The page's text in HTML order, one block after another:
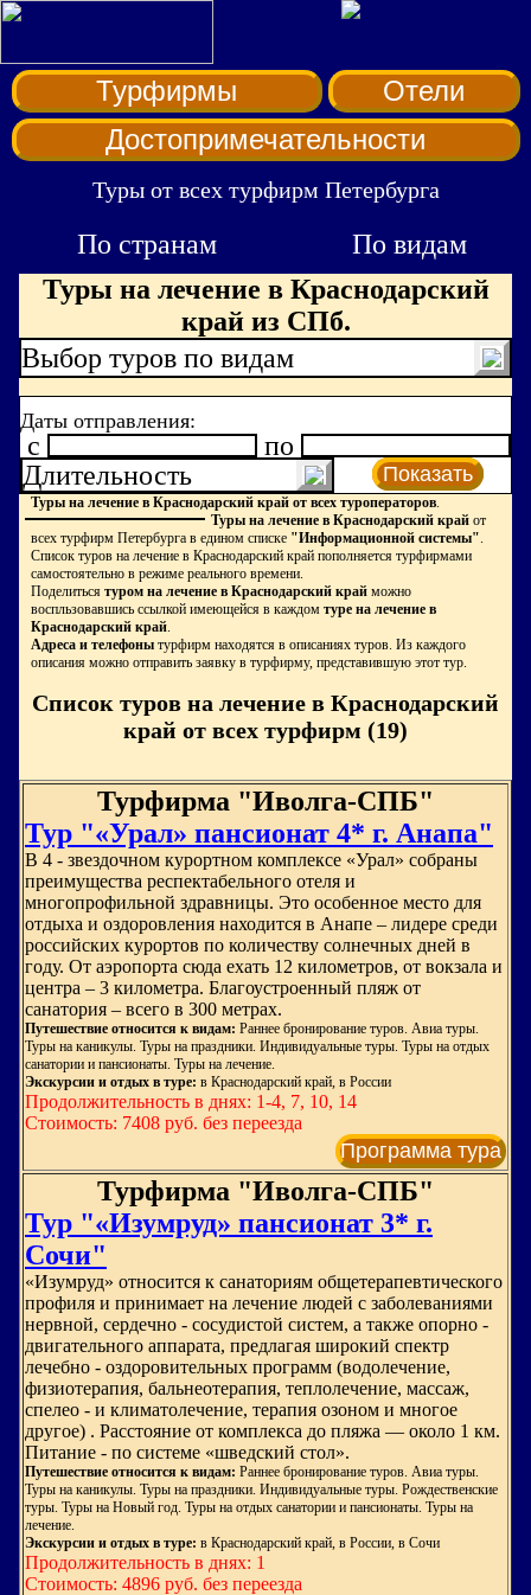
Турфирмы
Отели
Достопримечательности
Туры от всех турфирм Петербурга
По странам
По видам
Туры на лечение в Краснодарский
край из СПб.
Выбор туров по видам
Даты отправления:
c
по
Длительность
Показать
Туры на лечение в Краснодарский край от всех туроператоров.
Туры на лечение в Краснодарский край от
всех турфирм Петербурга в едином списке "Информационной системы".
Список туров на лечение в Краснодарский край пополняется турфирмами
самостоятельно в режиме реального времени.
Поделиться туром на лечение в Краснодарский край можно
воспльзовавшись ссылкой имеющейся в каждом туре на лечение в
Краснодарский край.
Адреса и телефоны турфирм находятся в описаниях туров. Из каждого
описания можно отправить заявку в турфирму, представившую этот тур.
Список туров на лечение в Краснодарский
край от всех турфирм (19)
Турфирма "Иволга-СПБ"
Тур "«Урал» пансионат 4* г. Анапа"
В 4 - звездочном курортном комплексе «Урал» собраны
преимущества респектабельного отеля и
многопрофильной здравницы. Это особенное место для
отдыха и оздоровления находится в Анапе – лидере среди
российских курортов по количеству солнечных дней в
году. От аэропорта сюда ехать 12 километров, от вокзала и
центра – 3 километра. Благоустроенный пляж от
санатория – всего в 300 метрах.
Путешествие относится к видам: Раннее бронирование туров. Авиа туры.
Туры на каникулы. Туры на праздники. Индивидуальные туры. Туры на отдых
санатории и пансионаты. Туры на лечение.
Экскурсии и отдых в туре: в Краснодарский край, в России
Продолжительность в днях: 1-4, 7, 10, 14
Стоимость: 7408 руб. без переезда
Программа тура
Турфирма "Иволга-СПБ"
Тур "«Изумруд» пансионат 3* г.
Сочи"
«Изумруд» относится к санаториям общетерапевтического
профиля и принимает на лечение людей с заболеваниями
нервной, сердечно - сосудистой систем, а также опорно -
двигательного аппарата, предлагая широкий спектр
лечебно - оздоровительных программ (водолечение,
физиотерапия, бальнеотерапия, теплолечение, массаж,
спелео - и климатолечение, терапия озоном и многое
другое) . Расстояние от комплекса до пляжа — около 1 км.
Питание - по системе «шведский стол».
Путешествие относится к видам: Раннее бронирование туров. Авиа туры.
Туры на каникулы. Туры на праздники. Индивидуальные туры. Рождественские
туры. Туры на Новый год. Туры на отдых санатории и пансионаты. Туры на
лечение.
Экскурсии и отдых в туре: в Краснодарский край, в России, в Сочи
Продолжительность в днях: 1
Стоимость: 4896 руб. без переезда